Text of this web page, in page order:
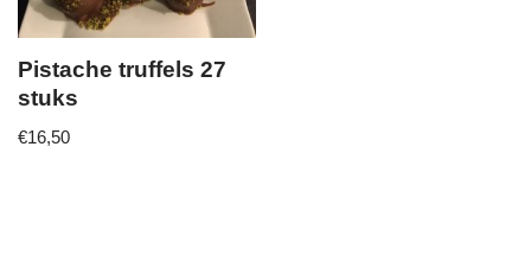
Pistache truffels 27
stuks
€16,50